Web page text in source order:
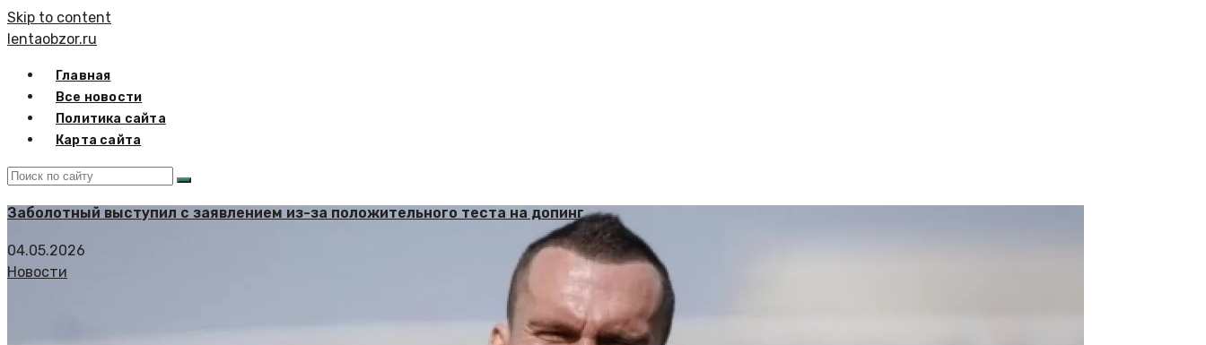
Skip to content
lentaobzor.ru
Главная
Все новости
Политика сайта
Карта сайта
Заболотный выступил с заявлением из-за положительного теста на допинг
04.05.2026
Новости